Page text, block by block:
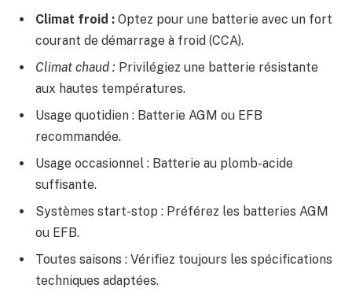
Climat froid : Optez pour une batterie avec un fort
courant de démarrage à froid (CCA).
Climat chaud : Privilégiez une batterie résistante
aux hautes températures.
Usage quotidien : Batterie AGM ou EFB
recommandée.
Usage occasionnel : Batterie au plomb-acide
suffisante.
Systèmes start-stop : Préférez les batteries AGM
ou EFB.
Toutes saisons : Vérifiez toujours les spécifications
techniques adaptées.